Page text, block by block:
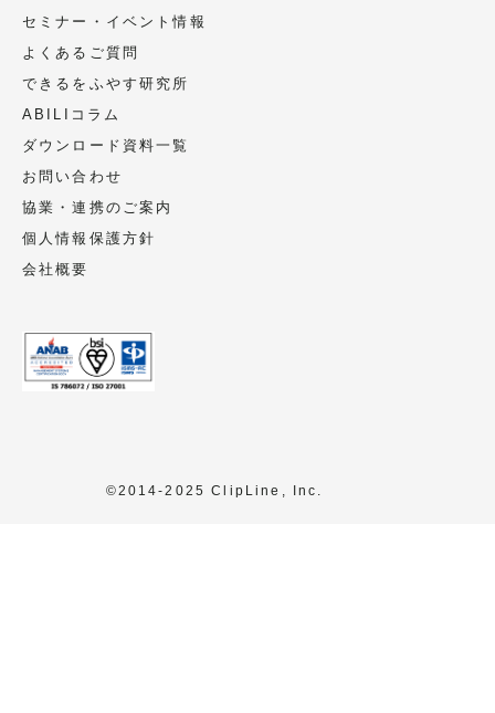
セミナー・イベント情報
よくあるご質問
できるをふやす研究所
ABILIコラム
ダウンロード資料一覧
お問い合わせ
協業・連携のご案内
個人情報保護方針
会社概要
©2014-2025 ClipLine, Inc.